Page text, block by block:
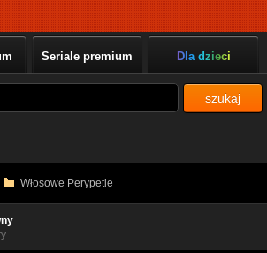
Seriale premium Dla dzieci
szukaj
Włosowe Perypetie